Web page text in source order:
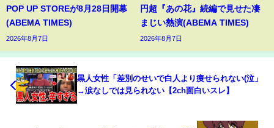
POP UP STOREが8月28日開幕
(ABEMA TIMES)
2026年8月7日
円超『あの花』続編で見せた凄
まじい熱演(ABEMA TIMES)
2026年8月7日
黒人女性「差別のせいで白人より痩せられない(泣」
→涙なしでは見られない【2ch面白いスレ】